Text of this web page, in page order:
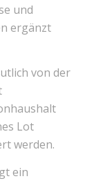
und
ergänzt
von der
Lot
werden.
ein